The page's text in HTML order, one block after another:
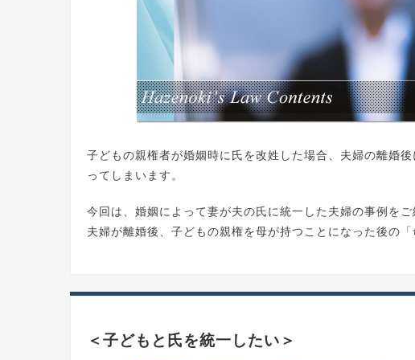
子どもの親権者が婚姻時に氏を改姓した場合、夫婦の離婚
ってしまいます。
今回は、婚姻によって妻が夫の氏に統一した夫婦の事例をご
夫婦が離婚後、子どもの親権を母が持つことになった後の
＜子どもと氏を統一したい＞